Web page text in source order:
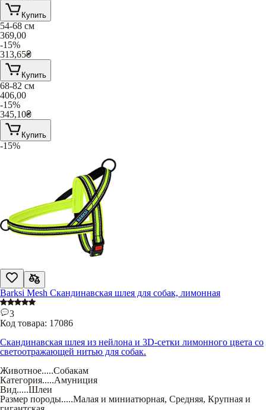
Купить
54-68 см
369,00
-15%
313,65₴
Купить
68-82 см
406,00
-15%
345,10₴
Купить
-15%
Barksi Mesh Скандинавская шлея для собак, лимонная
3
Код товара: 17086
Скандинавская шлея из нейлона и 3D-сетки лимонного цвета со
светоотражающей нитью для собак.
Животное.....Собакам
Категория.....Амуниция
Вид.....Шлеи
Размер породы.....Малая и миниатюрная, Средняя, Крупная и